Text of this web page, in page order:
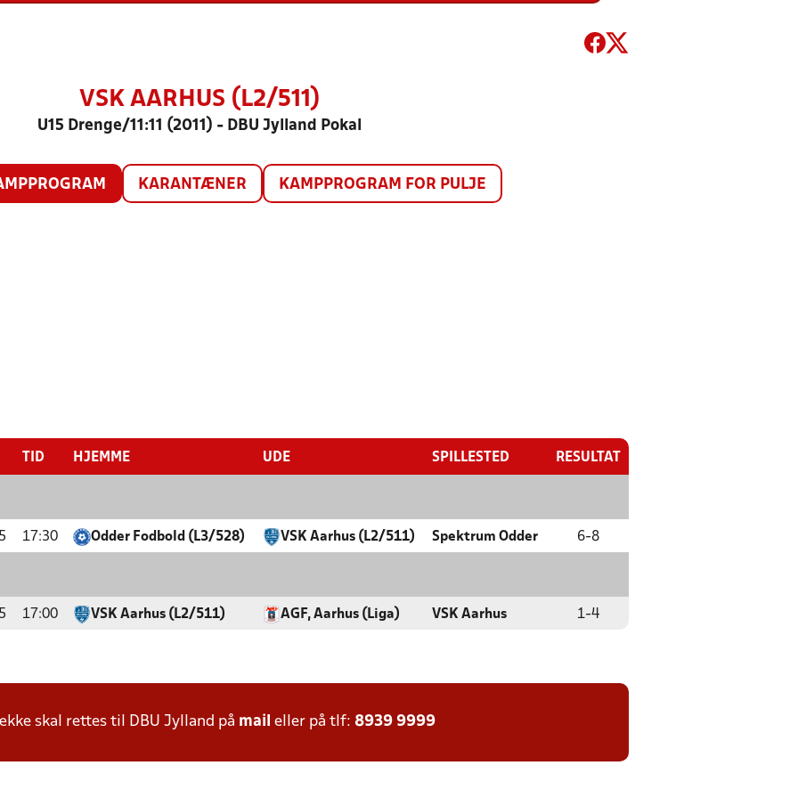
VSK AARHUS (L2/511)
U15 Drenge/11:11 (2011) - DBU Jylland Pokal
KARANTÆNER KAMPPROGRAM FOR PULJE
TID HJEMME UDE SPILLESTED RESULTAT
17:30 Odder Fodbold (L3/528) VSK Aarhus (L2/511) Spektrum Odder 6-8
17:00 VSK Aarhus (L2/511) AGF, Aarhus (Liga) VSK Aarhus 1-4
skal rettes til DBU Jylland på mail eller på tlf: 8939 9999